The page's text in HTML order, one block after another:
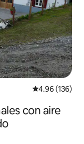
Calificación
4.96 (136)
con aire